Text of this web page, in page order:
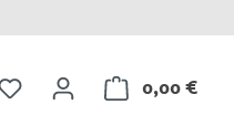
0,00 €